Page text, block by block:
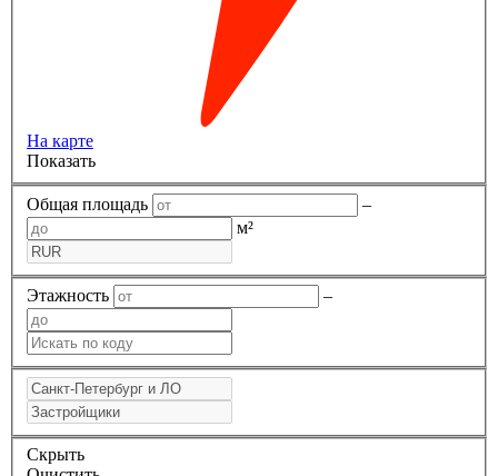
На карте
Показать
Общая площадь
–
м²
Этажность –
Скрыть